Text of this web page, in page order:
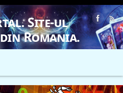
Site-ul
Romania.
VRAJITOARE